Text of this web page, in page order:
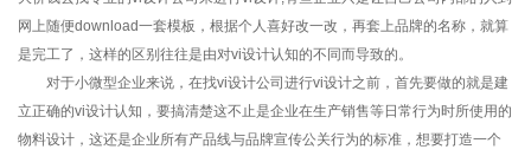
网上随便download一套模板，根据个人喜好改一改，再套上品牌的名称，就算
是完工了，这样的区别往往是由对vi设计认知的不同而导致的。
对于小微型企业来说，在找vi设计公司进行vi设计之前，首先要做的就是建
立正确的vi设计认知，要搞清楚这不止是企业在生产销售等日常行为时所使用的
物料设计，这还是企业所有产品线与品牌宣传公关行为的标准，想要打造一个